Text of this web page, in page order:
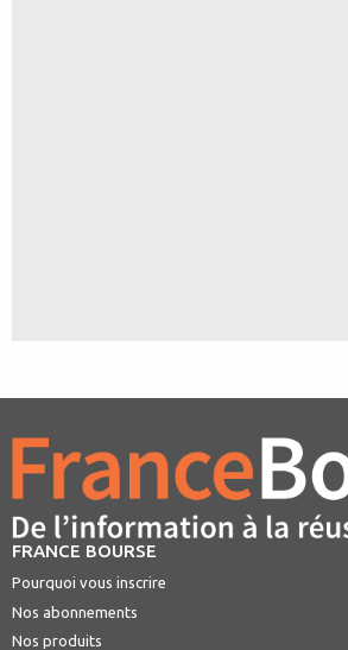
FRANCE BOURSE
Pourquoi vous inscrire
Nos abonnements
Nos produits